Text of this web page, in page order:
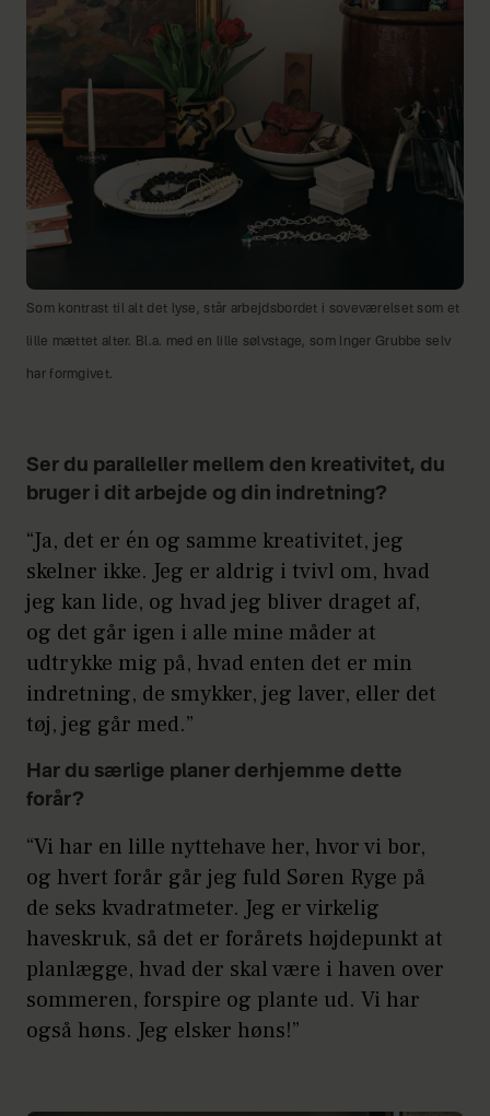
Som kontrast til alt det lyse, står arbejdsbordet i soveværelset som et
lille mættet alter. Bl.a. med en lille sølvstage, som Inger Grubbe selv
har formgivet.
Ser du paralleller mellem den kreativitet, du
bruger i dit arbejde og din indretning?
“Ja, det er én og samme kreativitet, jeg
skelner ikke. Jeg er aldrig i tvivl om, hvad
jeg kan lide, og hvad jeg bliver draget af,
og det går igen i alle mine måder at
udtrykke mig på, hvad enten det er min
indretning, de smykker, jeg laver, eller det
tøj, jeg går med.”
Har du særlige planer derhjemme dette
forår?
“Vi har en lille nyttehave her, hvor vi bor,
og hvert forår går jeg fuld Søren Ryge på
de seks kvadratmeter. Jeg er virkelig
haveskruk, så det er forårets højdepunkt at
planlægge, hvad der skal være i haven over
sommeren, forspire og plante ud. Vi har
også høns. Jeg elsker høns!”